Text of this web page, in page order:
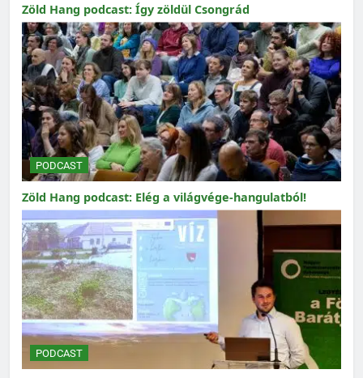
Zöld Hang podcast: Így zöldül Csongrád
PODCAST
Zöld Hang podcast: Elég a világvége-hangulatból!
PODCAST